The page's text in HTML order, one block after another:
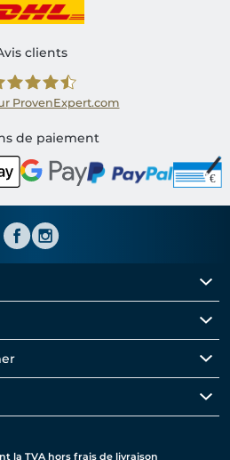
clients
FR
ProvenExpert.com
de paiement
la TVA hors frais de livraison